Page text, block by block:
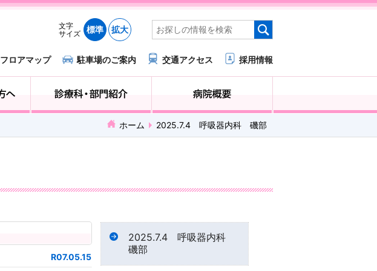
文字
サイズ
標準 拡大
フロアマップ 駐車場のご案内 交通アクセス 採用情報
ホーム 2025.7.4 呼吸器内科 磯部
R07.05.15
2025.7.4 呼吸器内科
磯部